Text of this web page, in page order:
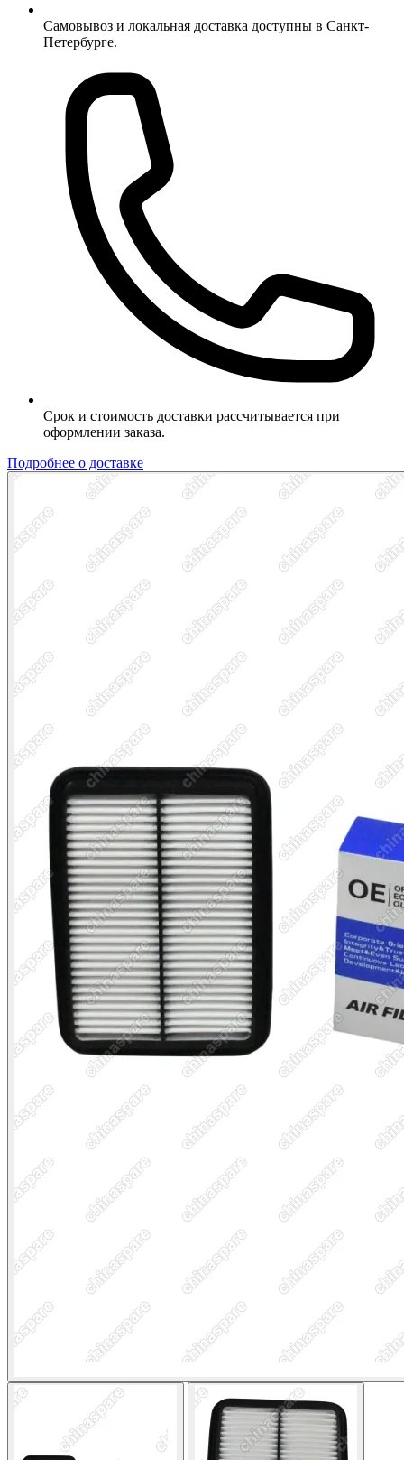
Самовывоз и локальная доставка доступны в Санкт-
Петербурге.
Срок и стоимость доставки рассчитывается при
оформлении заказа.
Подробнее о доставке